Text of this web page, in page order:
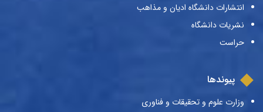
انتشارات دانشگاه ادیان و مذاهب
نشریات دانشگاه
حراست
پیوندها
وزارت علوم و تحقیقات و فناوری